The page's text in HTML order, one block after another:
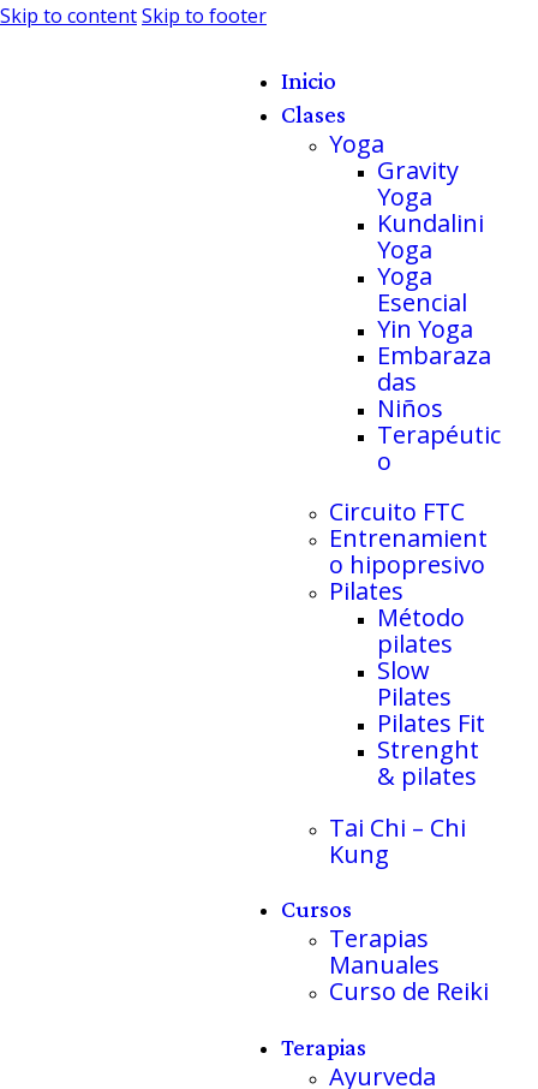
Skip to contentSkip to footer
Inicio
Clases
Yoga
Gravity
Yoga
Kundalini
Yoga
Yoga
Esencial
Yin Yoga
Embaraza
das
Niños
Terapéutic
o
Circuito FTC
Entrenamient
o hipopresivo
Pilates
Método
pilates
Slow
Pilates
Pilates Fit
Strenght
& pilates
Tai Chi – Chi
Kung
Cursos
Terapias
Manuales
Curso de Reiki
Terapias
Ayurveda